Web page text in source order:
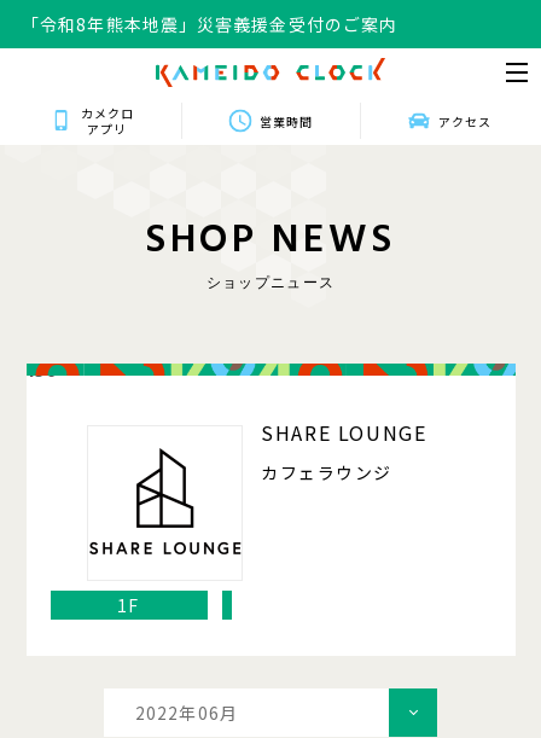
「令和8年熊本地震」災害義援金受付のご案内
カメクロ
アプリ
営業時間 アクセス
SHOP NEWS
ショップニュース
150
SHARE LOUNGE
カフェラウンジ
1F
2022年06月